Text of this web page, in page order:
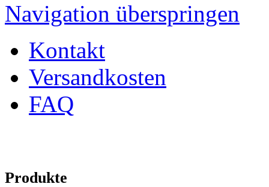
Navigation überspringen
Kontakt
Versandkosten
FAQ
Produkte